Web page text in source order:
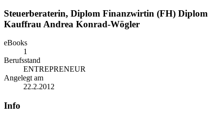
Steuerberaterin, Diplom Finanzwirtin (FH) Diplom
Kauffrau Andrea Konrad-Wögler
eBooks
1
Berufsstand
ENTREPRENEUR
Angelegt am
22.2.2012
Info